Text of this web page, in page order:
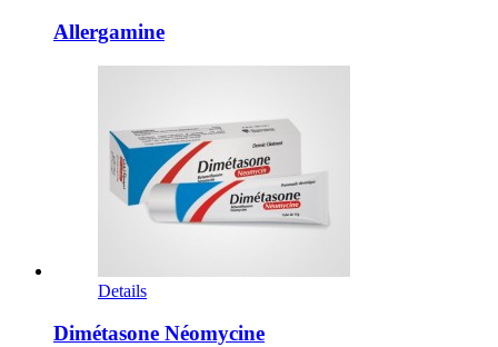
Allergamine
Details
Dimétasone Néomycine